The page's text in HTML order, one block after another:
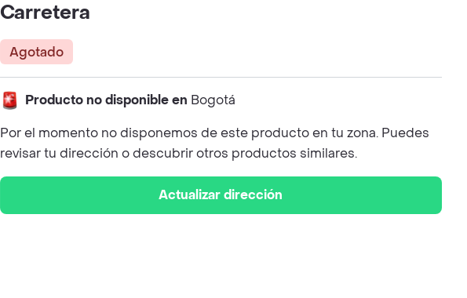
Carretera
Agotado
Producto no disponible en Bogotá
Por el momento no disponemos de este producto en tu zona. Puedes
revisar tu dirección o descubrir otros productos similares.
Actualizar dirección